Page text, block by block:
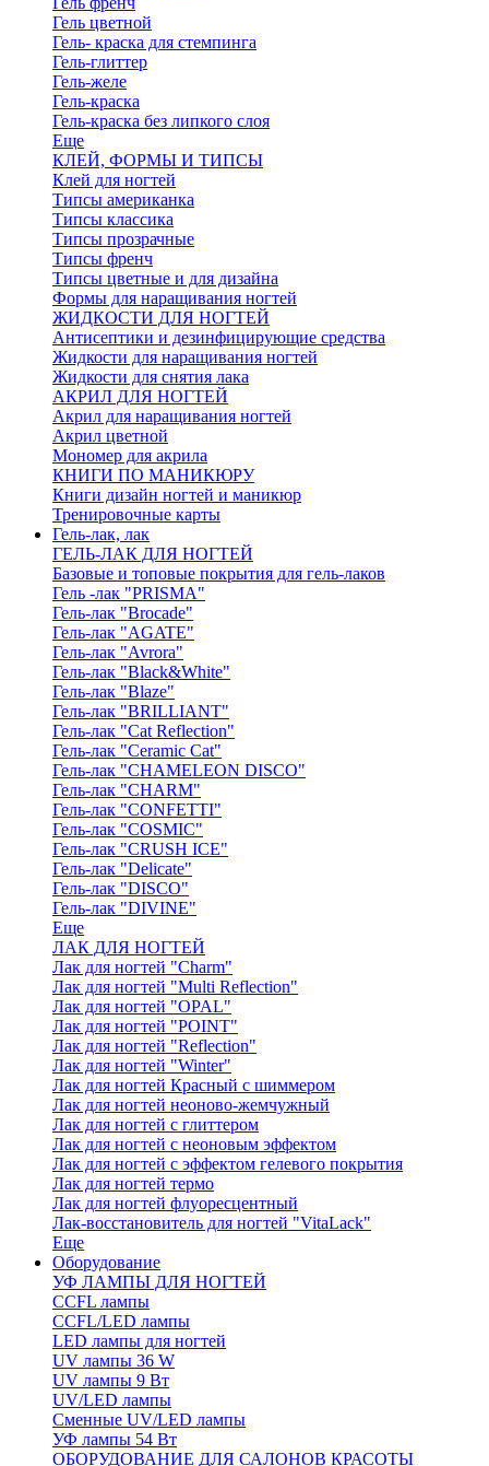
Гель цветной
Гель- краска для стемпинга
Гель-глиттер
Гель-желе
Гель-краска
Гель-краска без липкого слоя
Еще
КЛЕЙ, ФОРМЫ И ТИПСЫ
Клей для ногтей
Типсы американка
Типсы классика
Типсы прозрачные
Типсы френч
Типсы цветные и для дизайна
Формы для наращивания ногтей
ЖИДКОСТИ ДЛЯ НОГТЕЙ
Антисептики и дезинфицирующие средства
Жидкости для наращивания ногтей
Жидкости для снятия лака
АКРИЛ ДЛЯ НОГТЕЙ
Акрил для наращивания ногтей
Акрил цветной
Мономер для акрила
КНИГИ ПО МАНИКЮРУ
Книги дизайн ногтей и маникюр
Тренировочные карты
Гель-лак, лак
ГЕЛЬ-ЛАК ДЛЯ НОГТЕЙ
Базовые и топовые покрытия для гель-лаков
Гель -лак "PRISMA"
Гель-лак "Brocade"
Гель-лак "AGATE"
Гель-лак "Avrora"
Гель-лак "Black&White"
Гель-лак "Blaze"
Гель-лак "BRILLIANT"
Гель-лак "Cat Reflection"
Гель-лак "Ceramic Cat"
Гель-лак "CHAMELEON DISCO"
Гель-лак "CHARM"
Гель-лак "CONFETTI"
Гель-лак "COSMIC"
Гель-лак "CRUSH ICE"
Гель-лак "Delicate"
Гель-лак "DISCO"
Гель-лак "DIVINE"
Еще
ЛАК ДЛЯ НОГТЕЙ
Лак для ногтей "Charm"
Лак для ногтей "Multi Reflection"
Лак для ногтей "OPAL"
Лак для ногтей "POINT"
Лак для ногтей "Reflection"
Лак для ногтей "Winter"
Лак для ногтей Красный с шиммером
Лак для ногтей неоново-жемчужный
Лак для ногтей с глиттером
Лак для ногтей с неоновым эффектом
Лак для ногтей с эффектом гелевого покрытия
Лак для ногтей термо
Лак для ногтей флуоресцентный
Лак-восстановитель для ногтей "VitaLack"
Еще
Оборудование
УФ ЛАМПЫ ДЛЯ НОГТЕЙ
CCFL лампы
CCFL/LED лампы
LED лампы для ногтей
UV лампы 36 W
UV лампы 9 Вт
UV/LED лампы
Сменные UV/LED лампы
УФ лампы 54 Вт
ОБОРУДОВАНИЕ ДЛЯ САЛОНОВ КРАСОТЫ